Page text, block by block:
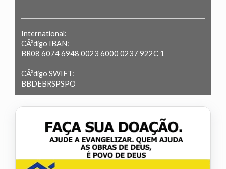
International:
CÃ³digo IBAN:
BR08 6074 6948 0023 6000 0237 922C 1
CÃ³digo SWIFT:
BBDEBRSPSPO